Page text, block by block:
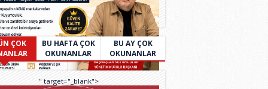
ÇOK
BU HAFTA ÇOK
OKUNANLAR
BU AY ÇOK
OKUNANLAR
" target="_blank">